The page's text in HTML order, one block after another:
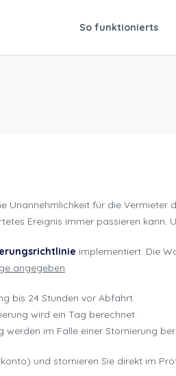
So funktionierts
Unannehmlichkeit für die Vermieter
Ereignis immer passieren kann.
implementiert. Die
angegeben.
bis 24 Stunden vor Abfahrt
wird ein Tag berechnet.
werden im Falle einer Stornierung
und stornieren Sie direkt im